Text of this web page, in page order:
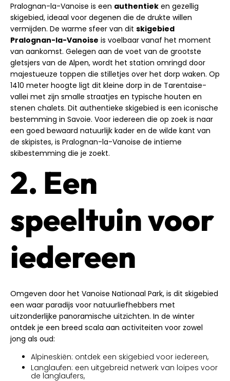
Pralognan-la-Vanoise is een authentiek en gezellig
skigebied, ideaal voor degenen die de drukte willen
vermijden. De warme sfeer van dit skigebied
Pralognan-la-Vanoise is voelbaar vanaf het moment
van aankomst. Gelegen aan de voet van de grootste
gletsjers van de Alpen, wordt het station omringd door
majestueuze toppen die stilletjes over het dorp waken. Op
1410 meter hoogte ligt dit kleine dorp in de Tarentaise-
vallei met zijn smalle straatjes en typische houten en
stenen chalets. Dit authentieke skigebied is een iconische
bestemming in Savoie. Voor iedereen die op zoek is naar
een goed bewaard natuurlijk kader en de wilde kant van
de skipistes, is Pralognan-la-Vanoise de intieme
skibestemming die je zoekt.
2. Een
speeltuin voor
iedereen
Omgeven door het Vanoise Nationaal Park, is dit skigebied
een waar paradijs voor natuurliefhebbers met
uitzonderlijke panoramische uitzichten. In de winter
ontdek je een breed scala aan activiteiten voor zowel
jong als oud:
Alpineskiën: ontdek een skigebied voor iedereen,
Langlaufen: een uitgebreid netwerk van loipes voor
de langlaufers,